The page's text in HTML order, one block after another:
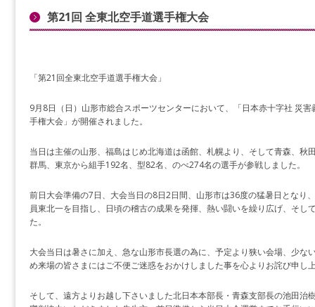
第21回 全東北空手道選手権大会
「第21回全東北空手道選手権大会」
9月8日（日）山形市総合スポーツセンターにおいて、「日本赤十字社 災
手権大会」が開催されました。
当日は主催の山形、福島はじめ北海道は函館、札幌より、そして青森、秋
群馬、東京から組手192名、型82名、のべ274名の選手が参戦しました。
前日大会準備の7日、大会当日の8日2日間、山形市は36度の猛暑日となり
員東北一を目指し、日頃の稽古の成果を発揮、熱い闘いを繰り広げ、そし
た。
大会当日は暑さに加え、急な山形市長選の為に、予定より狭い会場、少な
め来場の皆さまにはご不便ご迷惑をおかけしました事を心よりお詫び申し
そして、遠方よりお越し下さいました北日本本部長・青森支部長の池田治